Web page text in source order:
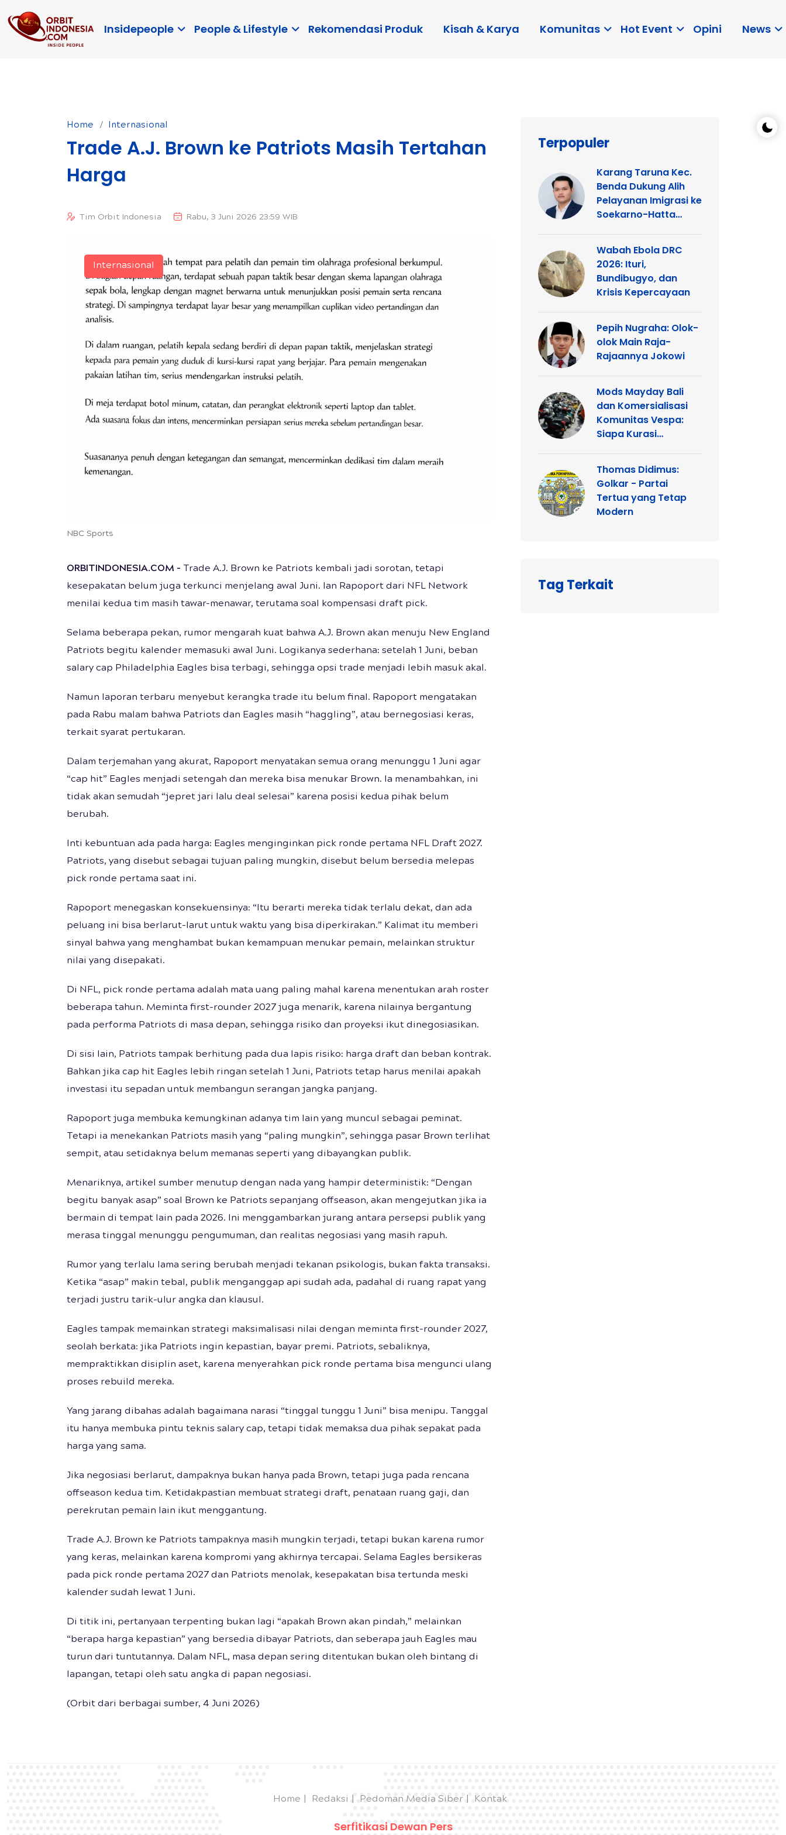
Insidepeople People & Lifestyle Rekomendasi Produk Kisah & Karya Komunitas Hot Event Opini News
Home Internasional
Trade A.J. Brown ke Patriots Masih Tertahan
Harga
Tim Orbit Indonesia Rabu, 3 Juni 2026 23:59 WIB
NBC Sports
Internasional
ORBITINDONESIA.COM – Trade A.J. Brown ke Patriots kembali jadi sorotan, tetapi
kesepakatan belum juga terkunci menjelang awal Juni. Ian Rapoport dari NFL Network
menilai kedua tim masih tawar-menawar, terutama soal kompensasi draft pick.
Selama beberapa pekan, rumor mengarah kuat bahwa A.J. Brown akan menuju New England
Patriots begitu kalender memasuki awal Juni. Logikanya sederhana: setelah 1 Juni, beban
salary cap Philadelphia Eagles bisa terbagi, sehingga opsi trade menjadi lebih masuk akal.
Namun laporan terbaru menyebut kerangka trade itu belum final. Rapoport mengatakan
pada Rabu malam bahwa Patriots dan Eagles masih “haggling”, atau bernegosiasi keras,
terkait syarat pertukaran.
Dalam terjemahan yang akurat, Rapoport menyatakan semua orang menunggu 1 Juni agar
“cap hit” Eagles menjadi setengah dan mereka bisa menukar Brown. Ia menambahkan, ini
tidak akan semudah “jepret jari lalu deal selesai” karena posisi kedua pihak belum
berubah.
Inti kebuntuan ada pada harga: Eagles menginginkan pick ronde pertama NFL Draft 2027.
Patriots, yang disebut sebagai tujuan paling mungkin, disebut belum bersedia melepas
pick ronde pertama saat ini.
Rapoport menegaskan konsekuensinya: “Itu berarti mereka tidak terlalu dekat, dan ada
peluang ini bisa berlarut-larut untuk waktu yang bisa diperkirakan.” Kalimat itu memberi
sinyal bahwa yang menghambat bukan kemampuan menukar pemain, melainkan struktur
nilai yang disepakati.
Di NFL, pick ronde pertama adalah mata uang paling mahal karena menentukan arah roster
beberapa tahun. Meminta first-rounder 2027 juga menarik, karena nilainya bergantung
pada performa Patriots di masa depan, sehingga risiko dan proyeksi ikut dinegosiasikan.
Di sisi lain, Patriots tampak berhitung pada dua lapis risiko: harga draft dan beban kontrak.
Bahkan jika cap hit Eagles lebih ringan setelah 1 Juni, Patriots tetap harus menilai apakah
investasi itu sepadan untuk membangun serangan jangka panjang.
Rapoport juga membuka kemungkinan adanya tim lain yang muncul sebagai peminat.
Tetapi ia menekankan Patriots masih yang “paling mungkin”, sehingga pasar Brown terlihat
sempit, atau setidaknya belum memanas seperti yang dibayangkan publik.
Menariknya, artikel sumber menutup dengan nada yang hampir deterministik: “Dengan
begitu banyak asap” soal Brown ke Patriots sepanjang offseason, akan mengejutkan jika ia
bermain di tempat lain pada 2026. Ini menggambarkan jurang antara persepsi publik yang
merasa tinggal menunggu pengumuman, dan realitas negosiasi yang masih rapuh.
Rumor yang terlalu lama sering berubah menjadi tekanan psikologis, bukan fakta transaksi.
Ketika “asap” makin tebal, publik menganggap api sudah ada, padahal di ruang rapat yang
terjadi justru tarik-ulur angka dan klausul.
Eagles tampak memainkan strategi maksimalisasi nilai dengan meminta first-rounder 2027,
seolah berkata: jika Patriots ingin kepastian, bayar premi. Patriots, sebaliknya,
mempraktikkan disiplin aset, karena menyerahkan pick ronde pertama bisa mengunci ulang
proses rebuild mereka.
Yang jarang dibahas adalah bagaimana narasi “tinggal tunggu 1 Juni” bisa menipu. Tanggal
itu hanya membuka pintu teknis salary cap, tetapi tidak memaksa dua pihak sepakat pada
harga yang sama.
Jika negosiasi berlarut, dampaknya bukan hanya pada Brown, tetapi juga pada rencana
offseason kedua tim. Ketidakpastian membuat strategi draft, penataan ruang gaji, dan
perekrutan pemain lain ikut menggantung.
Trade A.J. Brown ke Patriots tampaknya masih mungkin terjadi, tetapi bukan karena rumor
yang keras, melainkan karena kompromi yang akhirnya tercapai. Selama Eagles bersikeras
pada pick ronde pertama 2027 dan Patriots menolak, kesepakatan bisa tertunda meski
kalender sudah lewat 1 Juni.
Di titik ini, pertanyaan terpenting bukan lagi “apakah Brown akan pindah,” melainkan
“berapa harga kepastian” yang bersedia dibayar Patriots, dan seberapa jauh Eagles mau
turun dari tuntutannya. Dalam NFL, masa depan sering ditentukan bukan oleh bintang di
lapangan, tetapi oleh satu angka di papan negosiasi.
(Orbit dari berbagai sumber, 4 Juni 2026)
Terpopuler
Karang Taruna Kec.
Benda Dukung Alih
Pelayanan Imigrasi ke
Soekarno-Hatta
Wabah Ebola DRC
2026: Ituri,
Bundibugyo, dan
Krisis Kepercayaan
Pepih Nugraha: Olok-
olok Main Raja-
Rajaannya Jokowi
Mods Mayday Bali
dan Komersialisasi
Komunitas Vespa:
Siapa Kurasi
Thomas Didimus:
Golkar - Partai
Tertua yang Tetap
Modern
Tag Terkait
Home Redaksi Pedoman Media Siber Kontak
Serfitikasi Dewan Pers